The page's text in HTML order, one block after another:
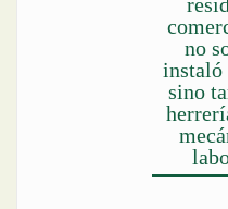
no
instaló
sino